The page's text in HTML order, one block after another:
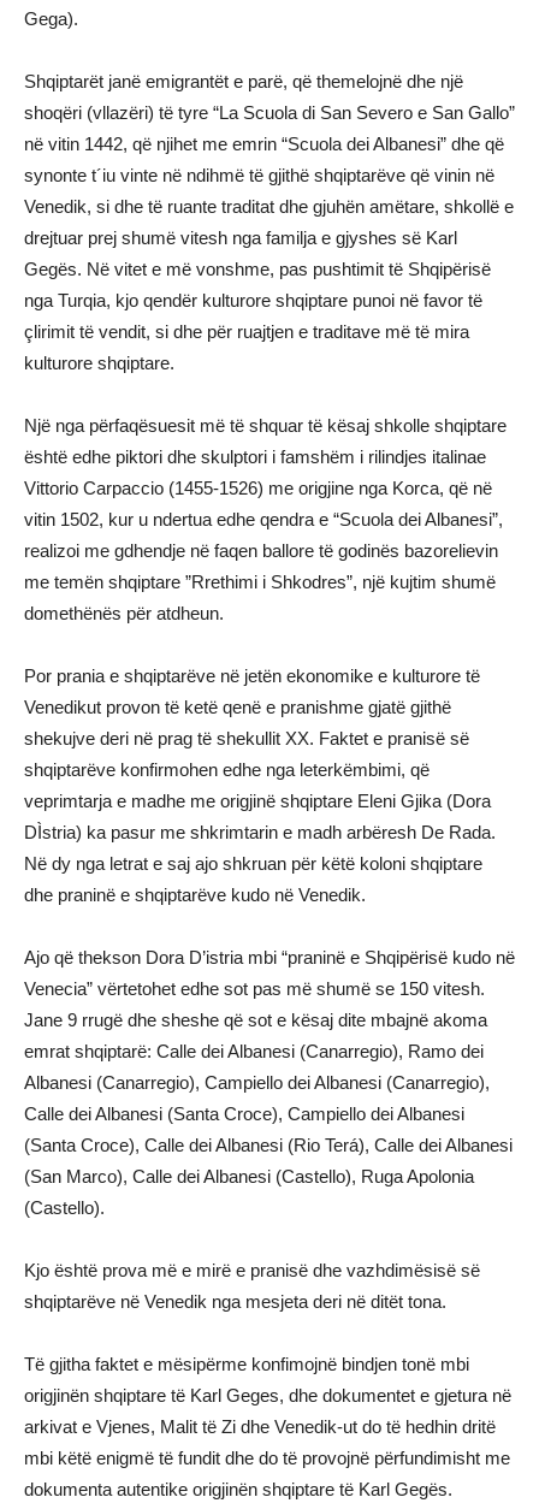
Gega).
Shqiptarët janë emigrantët e parë, që themelojnë dhe një
shoqëri (vllazëri) të tyre “La Scuola di San Severo e San Gallo”
në vitin 1442, që njihet me emrin “Scuola dei Albanesi” dhe që
synonte t´iu vinte në ndihmë të gjithë shqiptarëve që vinin në
Venedik, si dhe të ruante traditat dhe gjuhën amëtare, shkollë e
drejtuar prej shumë vitesh nga familja e gjyshes së Karl
Gegës. Në vitet e më vonshme, pas pushtimit të Shqipërisë
nga Turqia, kjo qendër kulturore shqiptare punoi në favor të
çlirimit të vendit, si dhe për ruajtjen e traditave më të mira
kulturore shqiptare.
Një nga përfaqësuesit më të shquar të kësaj shkolle shqiptare
është edhe piktori dhe skulptori i famshëm i rilindjes italinae
Vittorio Carpaccio (1455-1526) me origjine nga Korca, që në
vitin 1502, kur u ndertua edhe qendra e “Scuola dei Albanesi”,
realizoi me gdhendje në faqen ballore të godinës bazorelievin
me temën shqiptare ”Rrethimi i Shkodres”, një kujtim shumë
domethënës për atdheun.
Por prania e shqiptarëve në jetën ekonomike e kulturore të
Venedikut provon të ketë qenë e pranishme gjatë gjithë
shekujve deri në prag të shekullit XX. Faktet e pranisë së
shqiptarëve konfirmohen edhe nga leterkëmbimi, që
veprimtarja e madhe me origjinë shqiptare Eleni Gjika (Dora
DÌstria) ka pasur me shkrimtarin e madh arbëresh De Rada.
Në dy nga letrat e saj ajo shkruan për këtë koloni shqiptare
dhe praninë e shqiptarëve kudo në Venedik.
Ajo që thekson Dora D’istria mbi “praninë e Shqipërisë kudo në
Venecia” vërtetohet edhe sot pas më shumë se 150 vitesh.
Jane 9 rrugë dhe sheshe që sot e kësaj dite mbajnë akoma
emrat shqiptarë: Calle dei Albanesi (Canarregio), Ramo dei
Albanesi (Canarregio), Campiello dei Albanesi (Canarregio),
Calle dei Albanesi (Santa Croce), Campiello dei Albanesi
(Santa Croce), Calle dei Albanesi (Rio Terá), Calle dei Albanesi
(San Marco), Calle dei Albanesi (Castello), Ruga Apolonia
(Castello).
Kjo është prova më e mirë e pranisë dhe vazhdimësisë së
shqiptarëve në Venedik nga mesjeta deri në ditët tona.
Të gjitha faktet e mësipërme konfimojnё bindjen tonë mbi
origjinën shqiptare të Karl Geges, dhe dokumentet e gjetura nё
arkivat e Vjenes, Malit të Zi dhe Venedik-ut do të hedhin dritё
mbi këtë enigmë të fundit dhe do të provojnё përfundimisht me
dokumenta autentike origjinën shqiptare të Karl Gegës.